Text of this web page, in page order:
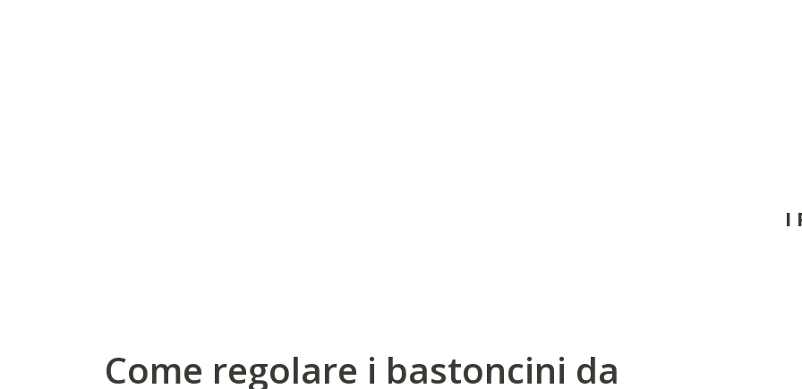
Come regolare i bastoncini da
I